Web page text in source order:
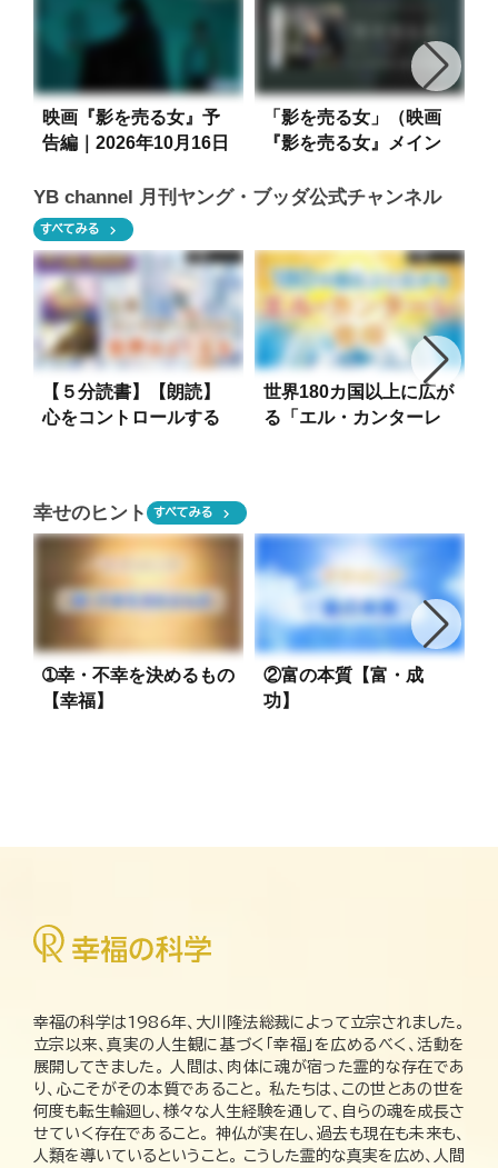
映画『影を売る女』予
告編｜2026年10月16日
「影を売る女」（映画
『影を売る女』メイン
YB channel 月刊ヤング・ブッダ公式チャンネル
すべてみる chevron_right
【５分読書】【朗読】
心をコントロールする
世界180カ国以上に広が
る「エル・カンターレ
幸せのヒント すべてみる chevron_right
➀幸・不幸を決めるもの
【幸福】
②富の本質【富・成
功】
幸福の科学は1986年、大川隆法総裁によって立宗されました。
立宗以来、真実の人生観に基づく「幸福」を広めるべく、活動を
展開してきました。 人間は、肉体に魂が宿った霊的な存在であ
り、心こそがその本質であること。 私たちは、この世とあの世を
何度も転生輪廻し、様々な人生経験を通して、自らの魂を成長さ
せていく存在であること。 神仏が実在し、過去も現在も未来も、
人類を導いているということ。 こうした霊的な真実を広め、人間